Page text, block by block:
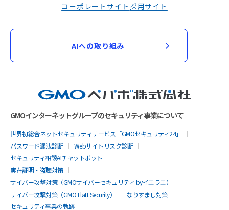
コーポレートサイト採用サイト
AIへの取り組み
GMOインターネットグループのセキュリティ事業について
世界初総合ネットセキュリティサービス「GMOセキュリティ24」
パスワード漏洩診断
Webサイトリスク診断
セキュリティ相談AIチャットボット
実在証明・盗聴対策
サイバー攻撃対策（GMOサイバーセキュリティ byイエラエ）
サイバー攻撃対策（GMO Flatt Security）
なりすまし対策
セキュリティ事業の軌跡